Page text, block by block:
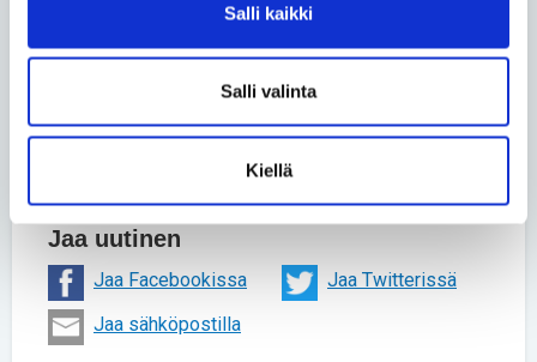
Salli kaikki
Salli valinta
Kiellä
esteettömyysasioista.
Kuva Timo Porthan
Jaa uutinen
Jaa Facebookissa
Jaa Twitterissä
Jaa sähköpostilla